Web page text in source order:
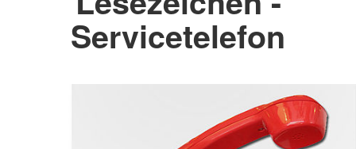
Servicetelefon